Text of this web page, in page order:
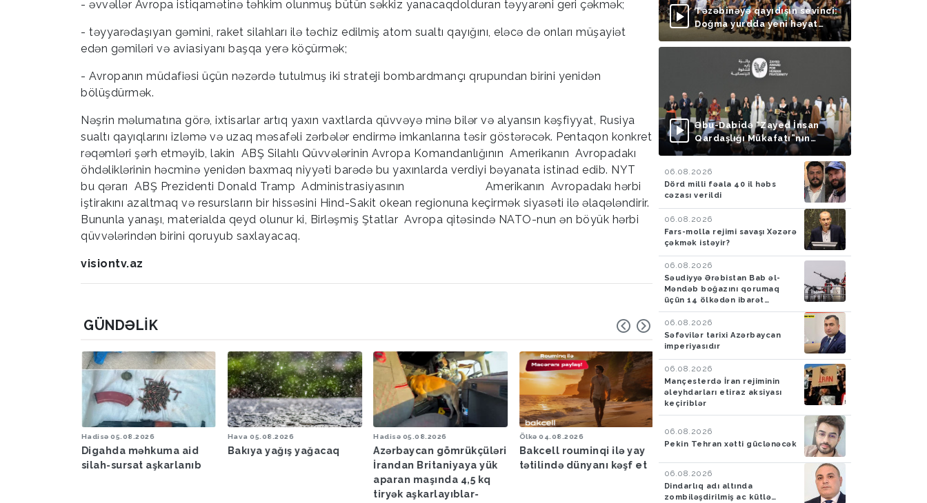
- əvvəllər Avropa istiqamətinə təhkim olunmuş bütün səkkiz yanacaqdolduran təyyarəni geri çəkmək;
- təyyarədaşıyan gəmini, raket silahları ilə təchiz edilmiş atom sualtı qayığını, eləcə də onları müşayiət
edən gəmiləri və aviasiyanı başqa yerə köçürmək;
- Avropanın müdafiəsi üçün nəzərdə tutulmuş iki strateji bombardmançı qrupundan birini yenidən
bölüşdürmək.
Nəşrin məlumatına görə, ixtisarlar artıq yaxın vaxtlarda qüvvəyə minə bilər və alyansın kəşfiyyat, Rusiya
sualtı qayıqlarını izləmə və uzaq məsafəli zərbələr endirmə imkanlarına təsir göstərəcək. Pentaqon konkret
rəqəmləri şərh etməyib, lakin ABŞ Silahlı Qüvvələrinin Avropa Komandanlığının Amerikanın Avropadakı
öhdəliklərinin həcminə yenidən baxmaq niyyəti barədə bu yaxınlarda verdiyi bəyanata istinad edib. NYT
bu qərarı ABŞ Prezidenti Donald Tramp Administrasiyasının Amerikanın Avropadakı hərbi
iştirakını azaltmaq və resursların bir hissəsini Hind-Sakit okean regionuna keçirmək siyasəti ilə əlaqələndirir.
Bununla yanaşı, materialda qeyd olunur ki, Birləşmiş Ştatlar Avropa qitəsində NATO-nun ən böyük hərbi
qüvvələrindən birini qoruyub saxlayacaq.
visiontv.az
GÜNDƏLIK
Hadisə 05.08.2026
Digahda məhkuma aid
silah-sursat aşkarlanıb
Hava 05.08.2026
Bakıya yağış yağacaq
Hadisə 05.08.2026
Azərbaycan gömrükçüləri
İrandan Britaniyaya yük
aparan maşında 4,5 kq
tiryək aşkarlayıblar-
Ölkə 04.08.2026
Bakcell rouminqi ilə yay
tətilində dünyanı kəşf et
Hadisə 03.08.2026
FHN: Bu il qeyri-çimərlik
ərazilərdə suda batan 40
nəfərin meyiti tapılıb, 55
nəfər xilas edilib
Hadisə 03.08.2026
Azad edilmiş
ötən ay 788 mina,
PHS aşkarlanıb
Təzəbinəyə qayıdışın sevinci:
Doğma yurdda yeni həyat
başlayır
Əbu-Dabidə “Zayed İnsan
Qardaşlığı Mükafatı”nın
təqdimolunma mərasimi
06.08.2026
Dörd milli fəala 40 il həbs
cəzası verildi
06.08.2026
Fars-molla rejimi savaşı Xəzərə
çəkmək istəyir?
06.08.2026
Səudiyyə Ərəbistan Bab əl-
Məndəb boğazını qorumaq
üçün 14 ölkədən ibarət
müdafiə koalisiyası yaradıb
06.08.2026
Səfəvilər tarixi Azərbaycan
imperiyasıdır
06.08.2026
Mançesterdə İran rejiminin
əleyhdarları etiraz aksiyası
keçiriblər
06.08.2026
Pekin Tehran xətti güclənəcək
06.08.2026
Dindarlıq adı altında
zombiləşdirilmiş ac kütlə…